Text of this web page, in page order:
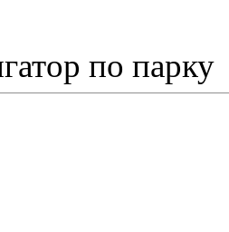
по парку